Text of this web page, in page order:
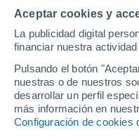
Aceptar cookies y
La publicidad digital
financiar nuestra
Pulsando el botón
nuestras o de nuestros
desarrollar un perfil
más información en
Configuración de cookies
Inicio
Hoy, 8